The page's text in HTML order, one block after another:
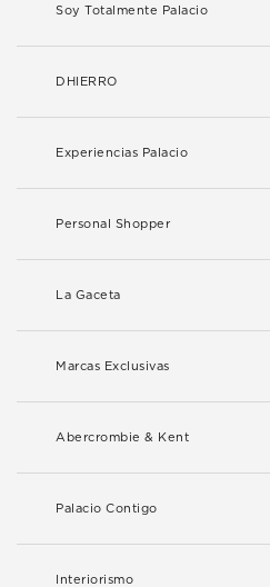
Soy Totalmente Palacio
DHIERRO
Experiencias Palacio
Personal Shopper
La Gaceta
Marcas Exclusivas
Abercrombie & Kent
Palacio Contigo
Interiorismo